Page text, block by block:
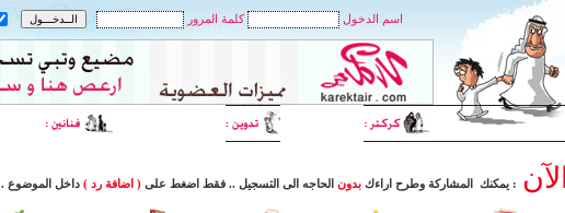
اسم الدخول كلمة المرور
الآن : يمكنك المشاركة وطرح اراءك بدون الحاجه الى التسجيل .. فقط اضغط على ( اضافة رد ) داخل الموضوع .